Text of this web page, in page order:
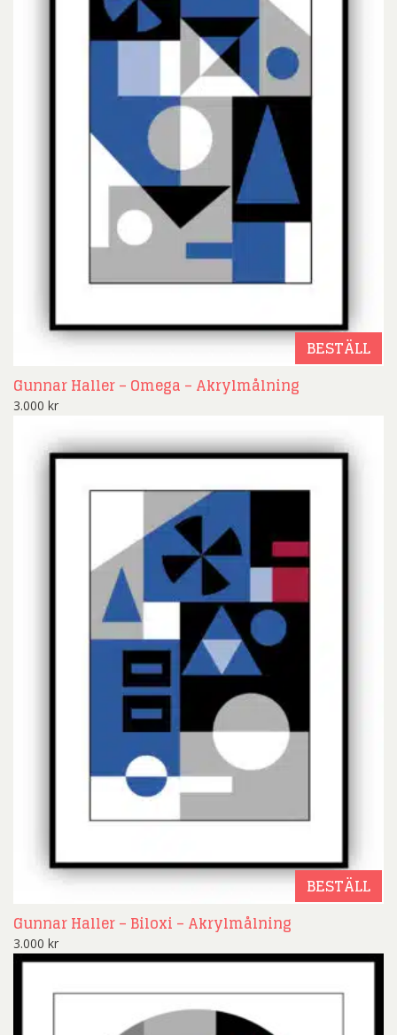
BESTÄLL
Gunnar Haller – Omega – Akrylmålning
3.000 kr
BESTÄLL
Gunnar Haller – Biloxi – Akrylmålning
3.000 kr